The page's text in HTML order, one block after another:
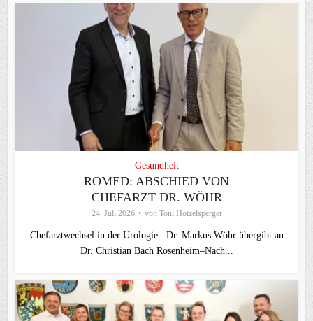
Gesundheit
ROMED: ABSCHIED VON
CHEFARZT DR. WÖHR
24. Juli 2026 von Toni Hötzelsperger
Chefarztwechsel in der Urologie: Dr. Markus Wöhr übergibt an
Dr. Christian Bach Rosenheim–Nach...